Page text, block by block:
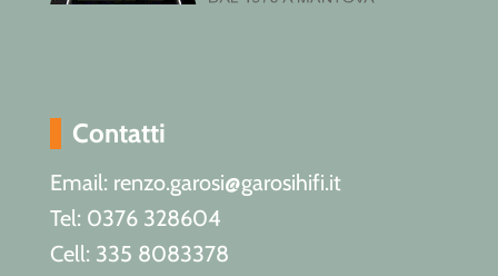
Contatti
Email: renzo.garosi@garosihifi.it
Tel: 0376 328604
Cell: 335 8083378